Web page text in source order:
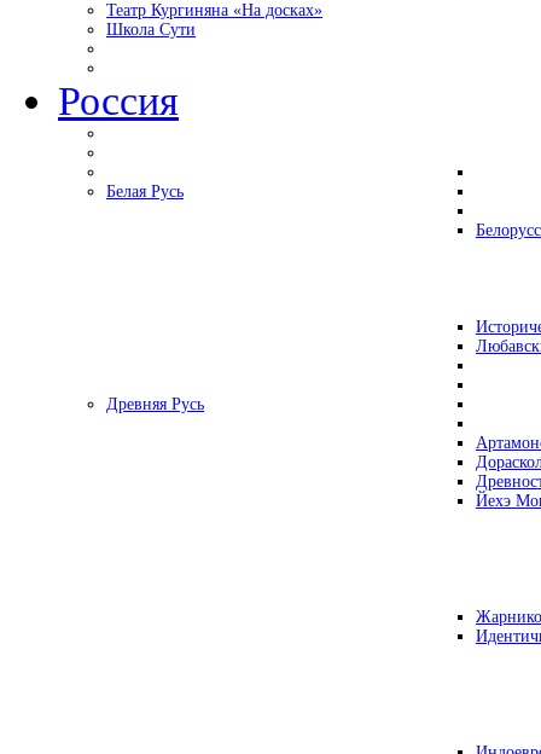
Театр Кургиняна «На досках»
Школа Сути
Россия
Белая Русь
Древняя Русь
Йехэ